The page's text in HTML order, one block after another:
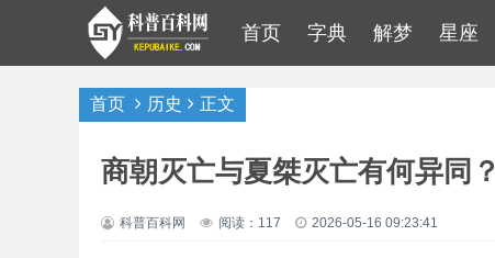
首页 字典 解梦 星座
首页 历史 正文
商朝灭亡与夏桀灭亡有何异同？
科普百科网 阅读：117 2026-05-16 09:23:41